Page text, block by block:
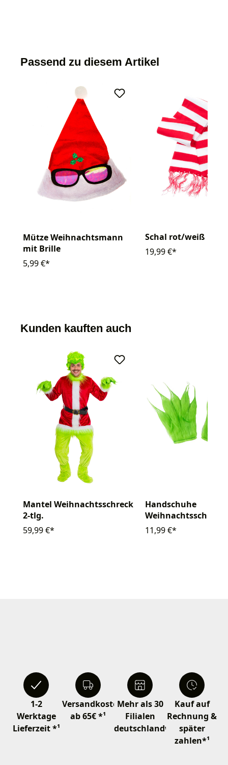
Passend zu diesem Artikel
Mütze Weihnachtsmann
mit Brille
5,99 €*
Schal rot/weiß
19,99 €*
Kunden kauften auch
Mantel Weihnachtsschreck
2-tlg.
59,99 €*
Handschuhe
Weihnachtsschreck
11,99 €*
1-2
Werktage
Lieferzeit *¹
Versandkostenfrei
ab 65€ *¹
Mehr als 30
Filialen
deutschlandweit
Kauf auf
Rechnung &
später
zahlen*¹